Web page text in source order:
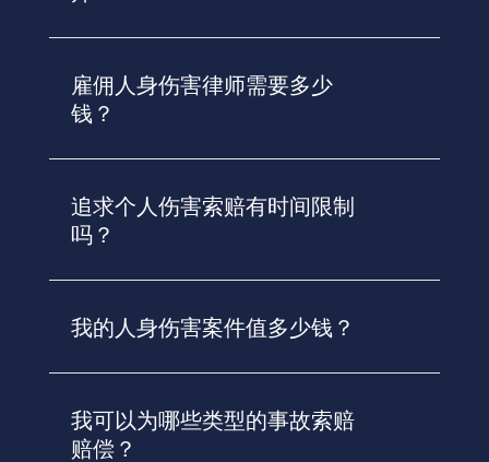
雇佣人身伤害律师需要多少
钱？
追求个人伤害索赔有时间限制
吗？
我的人身伤害案件值多少钱？
我可以为哪些类型的事故索赔
赔偿？